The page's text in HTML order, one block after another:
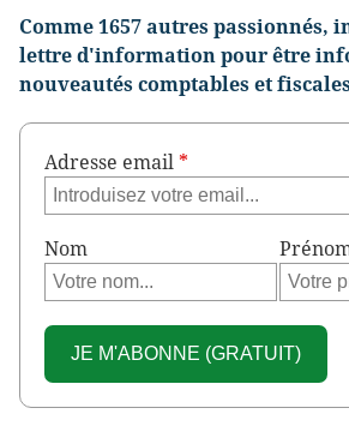
Comme 1657 autres passionnés,
lettre d'information pour être
nouveautés comptables et
Adresse email *
Nom